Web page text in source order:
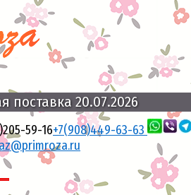
поставка20.07.2026
59-16+7(908)449-63-63